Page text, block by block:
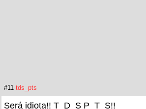
#11 tds_pts
Será idiota!! T_D_S P_T_S!!